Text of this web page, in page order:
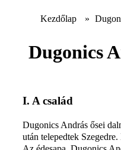
Kezdőlap »
Dugonics
I. A család
Dugonics András ősei
után telepedtek